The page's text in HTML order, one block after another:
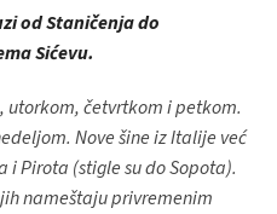
od Staničenja do
Sićevu.
utorkom, četvrtkom i petkom.
Nove šine iz Italije već
Pirota (stigle su do Sopota).
nameštaju privremenim